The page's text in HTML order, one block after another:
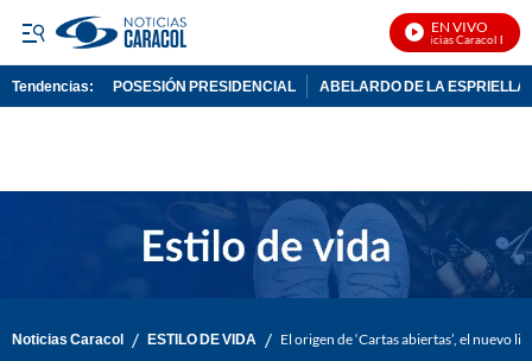
EN VIVO
Noticias Caracol En
Tendencias: POSESIÓN PRESIDENCIAL ABELARDO DE LA ESPRIELLA
Noticias Caracol / ESTILO DE VIDA / El origen de ‘Cartas abiertas’, el nuevo